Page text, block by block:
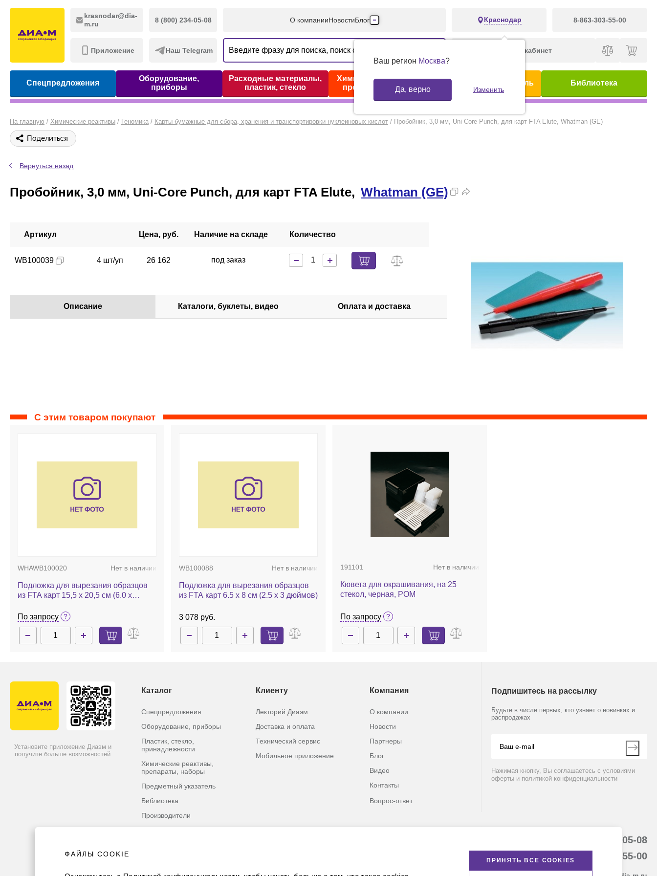
krasnodar@dia-
m.ru
8 (800) 234-05-08
Приложение Наш Telegram
О компанииНовостиБлог
Производители
Партнеры
Контакты
Краснодар 8-863-303-55-00
Ваш регион Москва?
Да, верно Изменить
Личный кабинет
Спецпредложения
Оборудование,
приборы
Расходные материалы,
пластик, стекло
Химические реактивы,
препараты, наборы
Предметный указатель Библиотека
На главную / Химические реактивы / Геномика / Карты бумажные для сбора, хранения и транспортировки нуклеиновых кислот / Пробойник, 3,0 мм, Uni-Core Punch, для карт FTA Elute, Whatman (GE)
Поделиться
Вернуться назад
Пробойник, 3,0 мм, Uni-Core Punch, для карт FTA Elute, Whatman (GE)
Артикул Цена, руб. Наличие на складе Количество
WB100039 4 шт/уп 26 162 под заказ
Описание Каталоги, буклеты, видео Оплата и доставка
С этим товаром покупают
WHAWB100020 Нет в наличии
Подложка для вырезания образцов
из FTA карт 15,5 x 20,5 см (6.0 x
По запросу
WB100088 Нет в наличии
Подложка для вырезания образцов
из FTA карт 6.5 x 8 см (2.5 x 3 дюймов)
3 078 руб.
191101 Нет в наличии
Кювета для окрашивания, на 25
стекол, черная, РОМ
По запросу
Установите приложение Диаэм и
получите больше возможностей
Каталог
Спецпредложения
Оборудование, приборы
Пластик, стекло,
принадлежности
Химические реактивы,
препараты, наборы
Предметный указатель
Библиотека
Производители
Клиенту
Лекторий Диаэм
Доставка и оплата
Технический сервис
Мобильное приложение
Компания
О компании
Новости
Партнеры
Блог
Видео
Контакты
Вопрос-ответ
Подпишитесь на рассылку
Будьте в числе первых, кто узнает о новинках и
распродажах
Нажимая кнопку, Вы соглашаетесь с условиями
оферты и политикой конфиденциальности
8 (800) 234-05-08
8-863-303-55-00
ФАЙЛЫ COOKIE
ПРИНЯТЬ ВСЕ COOKIES